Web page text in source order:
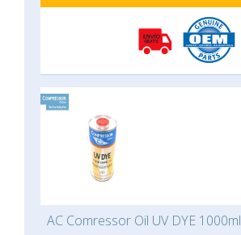
AC Comressor Oil UV DYE 1000ml